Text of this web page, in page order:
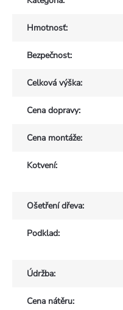
Hmotnosť:
Bezpečnost:
Celková výška:
Cena dopravy:
Cena montáže:
Kotvení:
Ošetření dřeva:
Podklad:
Údržba:
Cena nátěru: